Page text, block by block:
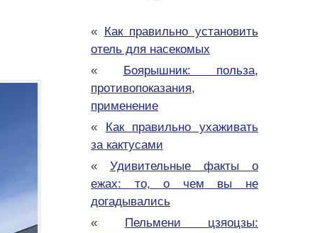
«
Как правильно установить
отель для насекомых
«
Боярышник: польза,
противопоказания,
применение
«
Как правильно ухаживать
за кактусами
« Удивительные факты о
ежах: то, о чем вы не
догадывались
«
Пельмени цзяоцзы: